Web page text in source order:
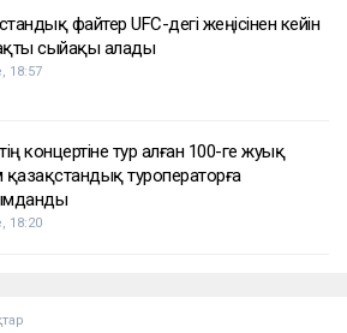
файтер UFC-дегі жеңісінен кейін
сыйақы алады
18:57
концертіне тур алған 100-ге жуық
туроператорға
18:20